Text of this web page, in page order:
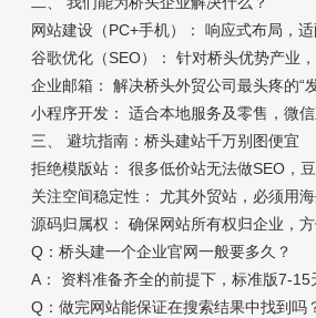
网站建设（PC+手机）： 响应式布局，
谷歌优化（SEO）： 针对桥头优势产业
企业邮箱： 解决桥头外贸公司最头疼的“
小程序开发： 适合本地服务及零售，微
三、 避坑指南：桥头建站千万别图便宜
拒绝模版站： 很多低价站无法做SEO，
关注空间稳定性： 尤其外贸站，必须用海
源码归属权： 确保网站所有权归企业，方
Q：桥头建一个企业官网一般要多久？
A： 资料准备齐全的前提下，标准版7-15
Q：做完网站能保证在搜索结果中找到吗